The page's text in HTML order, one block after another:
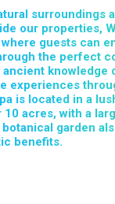
surroundings
our properties,
guests can
the perfect
knowledge
experiences
is located in a
acres, with a
garden
benefits.